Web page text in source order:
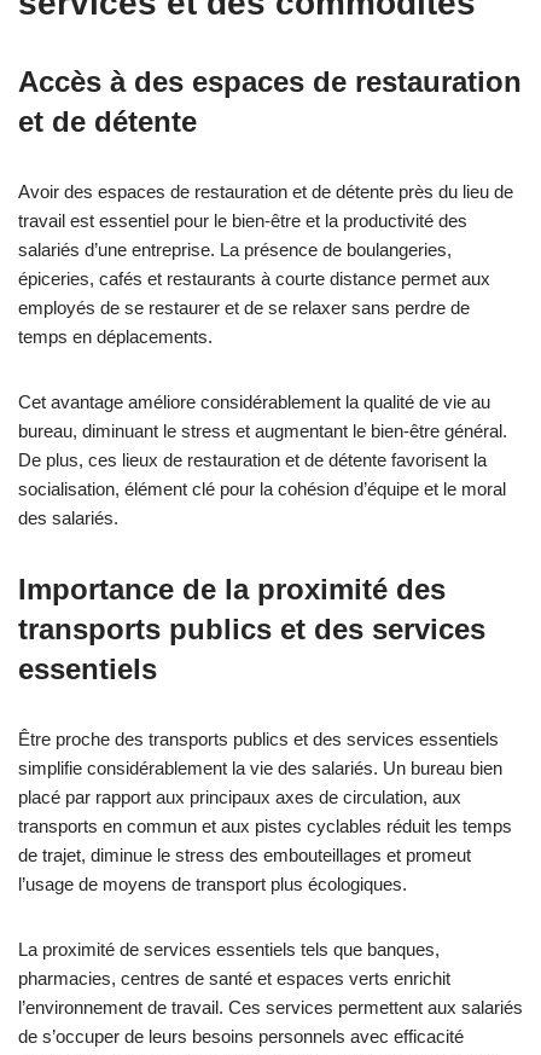
Accès à des espaces de restauration
et de détente
Avoir des espaces de restauration et de détente près du lieu de
travail est essentiel pour le bien-être et la productivité des
salariés d’une entreprise. La présence de boulangeries,
épiceries, cafés et restaurants à courte distance permet aux
employés de se restaurer et de se relaxer sans perdre de
temps en déplacements.
Cet avantage améliore considérablement la qualité de vie au
bureau, diminuant le stress et augmentant le bien-être général.
De plus, ces lieux de restauration et de détente favorisent la
socialisation, élément clé pour la cohésion d’équipe et le moral
des salariés.
Importance de la proximité des
transports publics et des services
essentiels
Être proche des transports publics et des services essentiels
simplifie considérablement la vie des salariés. Un bureau bien
placé par rapport aux principaux axes de circulation, aux
transports en commun et aux pistes cyclables réduit les temps
de trajet, diminue le stress des embouteillages et promeut
l’usage de moyens de transport plus écologiques.
La proximité de services essentiels tels que banques,
pharmacies, centres de santé et espaces verts enrichit
l’environnement de travail. Ces services permettent aux salariés
de s’occuper de leurs besoins personnels avec efficacité